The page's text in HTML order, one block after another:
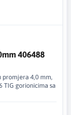
406488
promjera 4,0 mm,
TIG gorionicima sa